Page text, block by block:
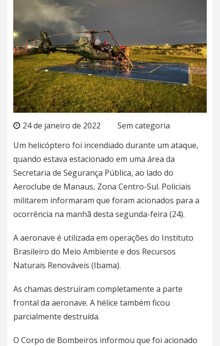
24 de janeiro de 2022
Sem categoria
Um helicóptero foi incendiado durante um ataque,
quando estava estacionado em uma área da
Secretaria de Segurança Pública, ao lado do
Aeroclube de Manaus, Zona Centro-Sul. Policiais
militarem informaram que foram acionados para a
ocorrência na manhã desta segunda-feira (24).
A aeronave é utilizada em operações do Instituto
Brasileiro do Meio Ambiente e dos Recursos
Naturais Renováveis (Ibama).
As chamas destruíram completamente a parte
frontal da aeronave. A hélice também ficou
parcialmente destruída.
O Corpo de Bombeiros informou que foi acionado